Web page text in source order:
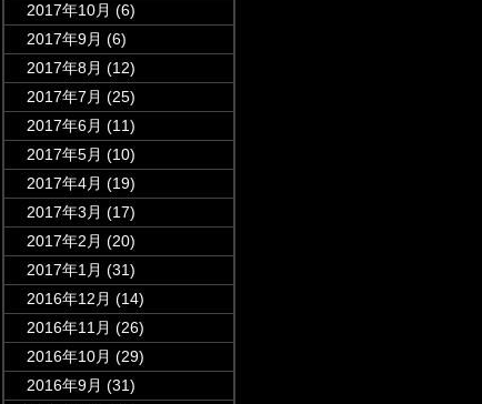
2017年10月 (6)
2017年9月 (6)
2017年8月 (12)
2017年7月 (25)
2017年6月 (11)
2017年5月 (10)
2017年4月 (19)
2017年3月 (17)
2017年2月 (20)
2017年1月 (31)
2016年12月 (14)
2016年11月 (26)
2016年10月 (29)
2016年9月 (31)